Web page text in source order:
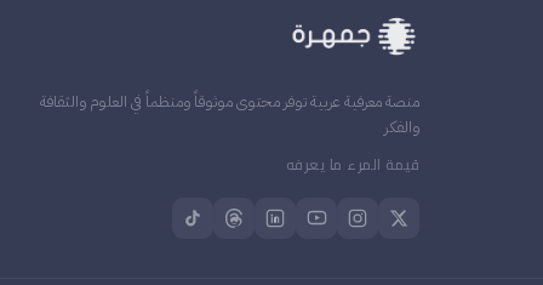
منصة معرفية عربية توفر محتوى موثوقاً ومنظماً في العلوم والثقافة
والفكر
قيمة المرء ما يعرفه